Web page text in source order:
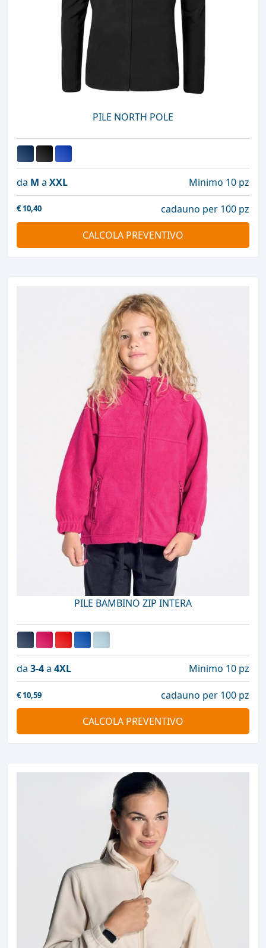
PILE NORTH POLE
da M a XXL Minimo 10 pz
€ 10,40
cadauno per 100 pz
CALCOLA PREVENTIVO
PILE BAMBINO ZIP INTERA
da 3-4a 4XL Minimo 10 pz
€ 10,59
cadauno per 100 pz
CALCOLA PREVENTIVO